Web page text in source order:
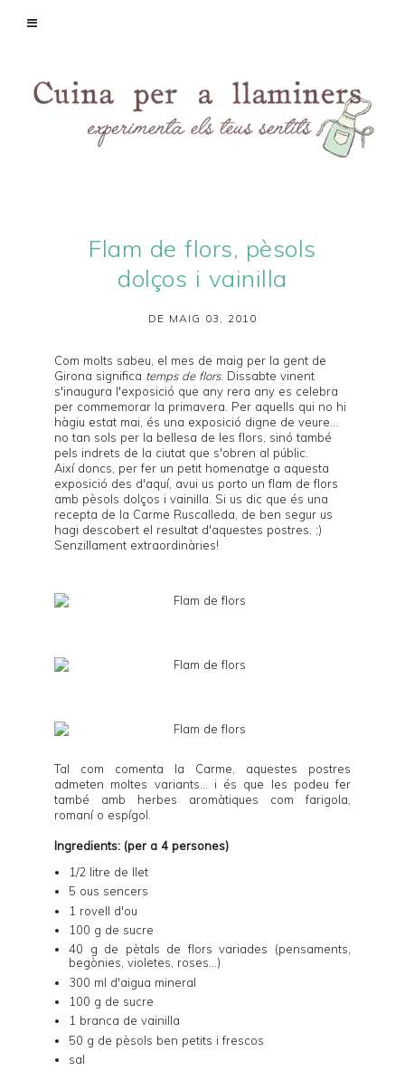
Flam de flors, pèsols
dolços i vainilla
DE MAIG 03, 2010
Com molts sabeu, el mes de maig per la gent de
Girona significa temps de flors. Dissabte vinent
s'inaugura l'exposició que any rera any es celebra
per commemorar la primavera. Per aquells qui no hi
hàgiu estat mai, és una exposició digne de veure...
no tan sols per la bellesa de les flors, sinó també
pels indrets de la ciutat que s'obren al públic.
Així doncs, per fer un petit homenatge a aquesta
exposició des d'aquí, avui us porto un flam de flors
amb pèsols dolços i vainilla. Si us dic que és una
recepta de la Carme Ruscalleda , de ben segur us
hagi descobert el resultat d'aquestes postres. ;)
Senzillament extraordinàries!
Tal com comenta la Carme, aquestes postres
admeten moltes variants... i és que les podeu fer
també amb herbes aromàtiques com farigola,
romaní o espígol.
Ingredients: (per a 4 persones)
1/2 litre de llet
5 ous sencers
1 rovell d'ou
100 g de sucre
40 g de pètals de flors variades (pensaments,
begònies, violetes, roses...)
300 ml d'aigua mineral
100 g de sucre
1 branca de vainilla
50 g de pèsols ben petits i frescos
sal